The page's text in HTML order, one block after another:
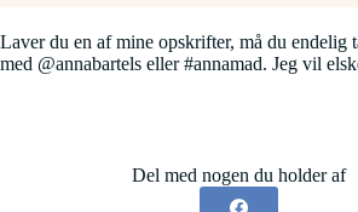
Laver du en af mine opskrifter, må du endelig
med @annabartels eller #annamad. Jeg vil
Del med nogen du holder af